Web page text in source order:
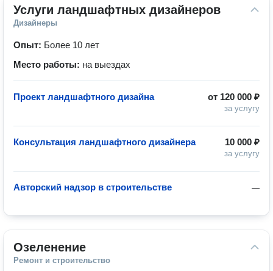
Услуги ландшафтных дизайнеров
Дизайнеры
Опыт: Более 10 лет
Место работы: на выездах
от 120 000 ₽
за услугу
Проект ландшафтного дизайна
10 000 ₽
за услугу
Консультация ландшафтного дизайнера
—
Авторский надзор в строительстве
Озеленение
Ремонт и строительство